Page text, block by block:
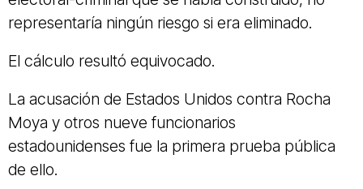
representaría ningún riesgo si era eliminado.
El cálculo resultó equivocado.
La acusación de Estados Unidos contra Rocha
Moya y otros nueve funcionarios
estadounidenses fue la primera prueba pública
de ello.